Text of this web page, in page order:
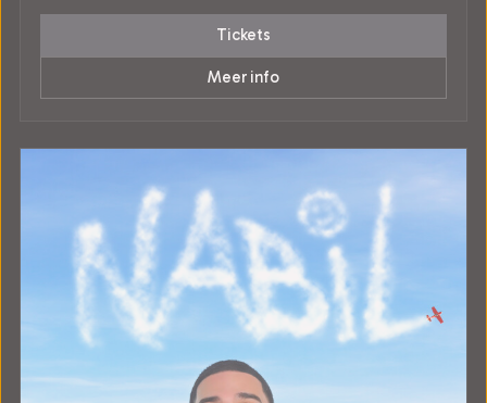
Tickets
Meer info